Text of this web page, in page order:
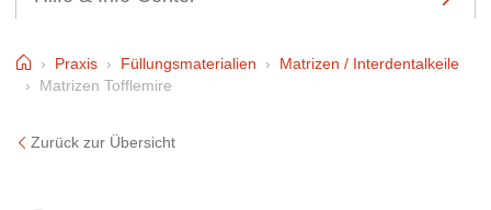
HomePraxis Füllungsmaterialien
Matrizen / Interdentalkeile
Matrizen Tofflemire
Zurück zur Übersicht